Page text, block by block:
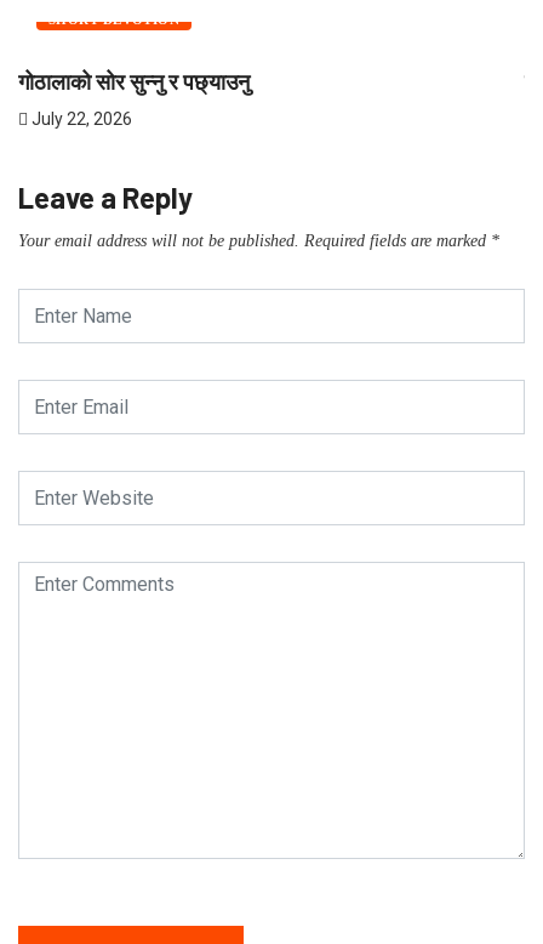
SHORT DEVOTION
गोठालाको सोर सुन्नु र पछ्याउनु
July 22, 2026
Leave a Reply
Your email address will not be published. Required fields are marked *